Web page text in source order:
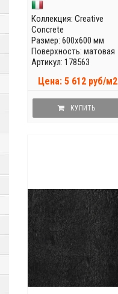
Коллекция: Creative
Concrete
Размер: 600x600 мм
Поверхность: матовая
Артикул: 178563
Цена: 5 612 руб/м2
КУПИТЬ